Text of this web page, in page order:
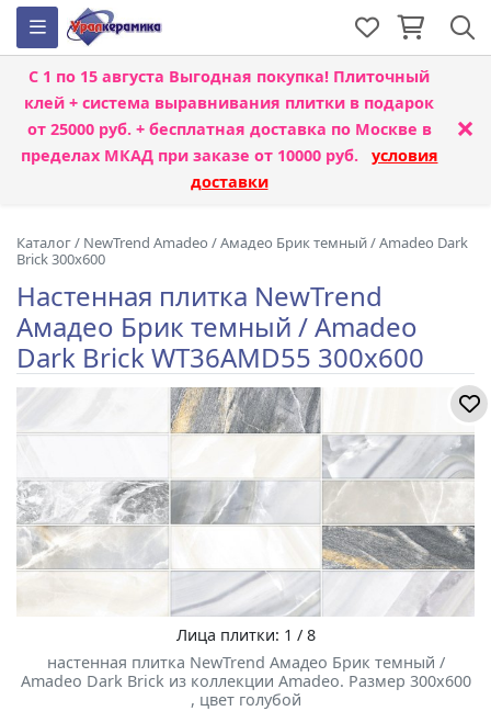
С 1 по 15 августа Выгодная покупка! Плиточный
клей + система выравнивания плитки в подарок
от 25000 руб. + бесплатная доставка по Москве в
пределах МКАД при заказе от 10000 руб. условия
доставки
×
Каталог/ NewTrend Amadeo /Амадео Брик темный / Amadeo Dark
Brick 300x600
Настенная плитка NewTrend
Амадео Брик темный / Amadeo
Dark Brick WT36AMD55 300x600
Лица плитки: 1 / 8
настенная плитка NewTrend Амадео Брик темный /
Amadeo Dark Brick из коллекции Amadeo. Размер 300x600
, цвет голубой